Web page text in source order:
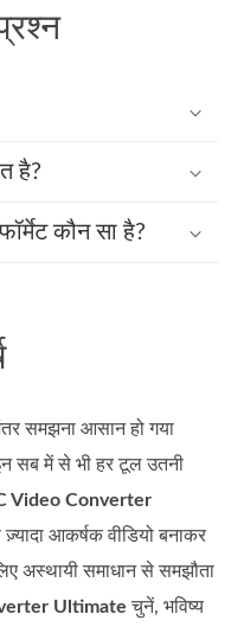
है?
कौन सा है?
समझना आसान हो गया
सब में से भी हर टूल उतनी
Video Converter
आकर्षक वीडियो बनाकर
अस्थायी समाधान से समझौता
Ultimate चुनें, भविष्य